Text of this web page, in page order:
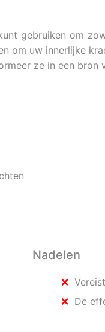
gebruiken om
om uw innerlijke
ze in een bron
Nadelen
De